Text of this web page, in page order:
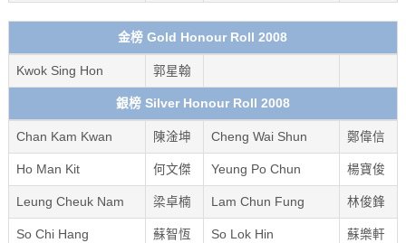
金榜 Gold Honour Roll 2008
Kwok Sing Hon 郭星翰
銀榜 Silver Honour Roll 2008
Chan Kam Kwan 陳淦坤 Cheng Wai Shun 鄭偉信
Ho Man Kit 何文傑 Yeung Po Chun 楊寶俊
Leung Cheuk Nam 梁卓楠 Lam Chun Fung 林俊鋒
So Chi Hang 蘇智恆 So Lok Hin 蘇樂軒